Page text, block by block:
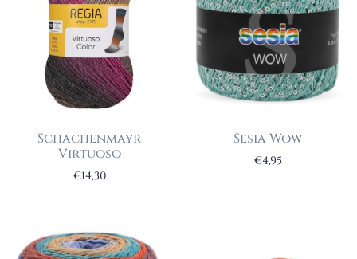
Schachenmayr
Virtuoso
€14,30
Sesia Wow
€4,95